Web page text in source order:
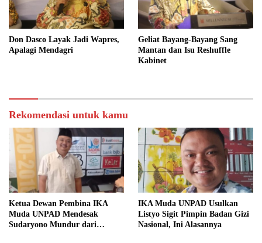
Don Dasco Layak Jadi Wapres,
Apalagi Mendagri
Geliat Bayang-Bayang Sang
Mantan dan Isu Reshuffle
Kabinet
Rekomendasi untuk kamu
Ketua Dewan Pembina IKA
Muda UNPAD Mendesak
Sudaryono Mundur dari
IKA Muda UNPAD Usulkan
Listyo Sigit Pimpin Badan Gizi
Nasional, Ini Alasannya